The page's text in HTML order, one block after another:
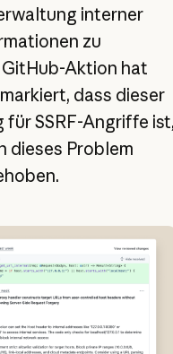
interner
zu
Aktion hat
dass dieser
für SSRF-Angriffe
dieses Problem